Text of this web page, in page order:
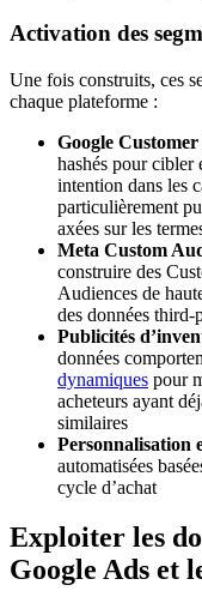
Activation des
Une fois construits, ces
chaque plateforme :
Google
hashés pour cibler
intention dans les
particulièrement
axées sur les
Meta Custom
construire des
Audiences de
des données third-
Publicités
données
dynamiques pour
acheteurs ayant
similaires
Personnalisation
automatisées
cycle d’achat
Exploiter les
Google Ads et